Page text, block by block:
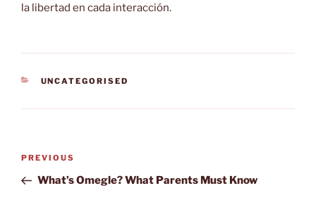
la libertad en cada interacción.
CATEGORIES
UNCATEGORISED
Post
Previous
Post
PREVIOUS
What’s Omegle? What Parents Must Know